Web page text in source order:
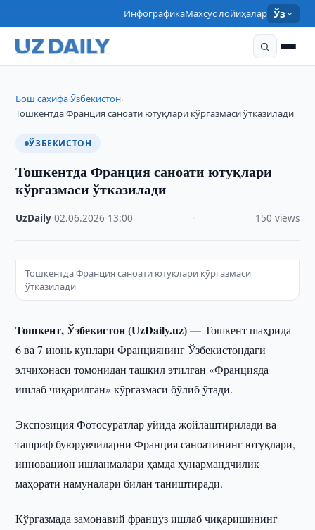
ИнфографикаМахсус лойиҳалар Ўз
Бош саҳифа›Ўзбекистон›
Тошкентда Франция саноати ютуқлари кўргазмаси ўтказилади
ЎЗБЕКИСТОН
Тошкентда Франция саноати ютуқлари
кўргазмаси ўтказилади
UzDaily ·02.06.2026 13:00 150 views
Тошкентда Франция саноати ютуқлари кўргазмаси
ўтказилади
Тошкент, Ўзбекистон (UzDaily.uz) —Тошкент шаҳрида
6 ва 7 июнь кунлари Франциянинг Ўзбекистондаги
элчихонаси томонидан ташкил этилган «Францияда
ишлаб чиқарилган» кўргазмаси бўлиб ўтади.
Экспозиция Фотосуратлар уйида жойлаштирилади ва
ташриф буюрувчиларни Франция саноатининг ютуқлари,
инновацион ишланмалари ҳамда ҳунармандчилик
маҳорати намуналари билан таништиради.
Кўргазмада замонавий француз ишлаб чиқаришининг